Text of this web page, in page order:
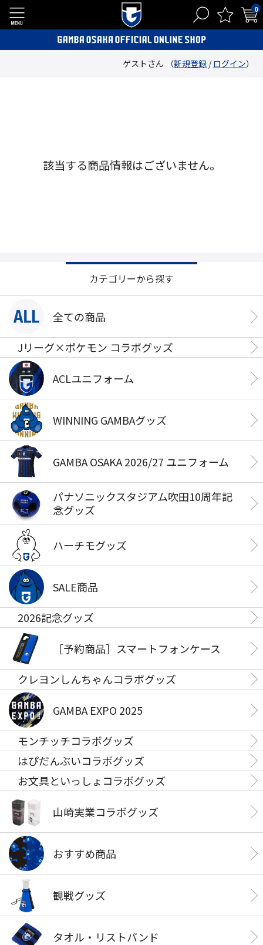
0
ゲストさん （新規登録 /ログイン）
該当する商品情報はございません。
カテゴリーから探す
全ての商品
Jリーグ×ポケモン コラボグッズ
ACLユニフォーム
WINNING GAMBAグッズ
GAMBA OSAKA 2026/27 ユニフォーム
パナソニックスタジアム吹田10周年記
念グッズ
ハーチモグッズ
SALE商品
2026記念グッズ
［予約商品］スマートフォンケース
クレヨンしんちゃんコラボグッズ
GAMBA EXPO 2025
モンチッチコラボグッズ
はぴだんぶいコラボグッズ
お文具といっしょコラボグッズ
山崎実業コラボグッズ
おすすめ商品
観戦グッズ
タオル・リストバンド